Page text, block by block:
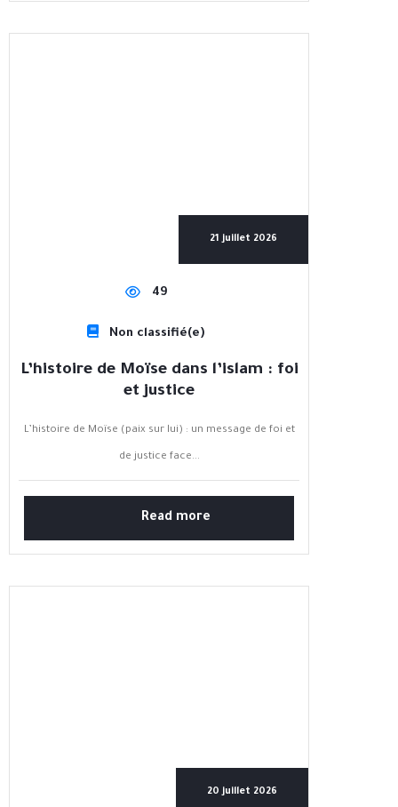
21 juillet 2026
49
Non classifié(e)
L’histoire de Moïse dans l’islam : foi
et justice
L’histoire de Moïse (paix sur lui) : un message de foi et
de justice face...
Read more
20 juillet 2026